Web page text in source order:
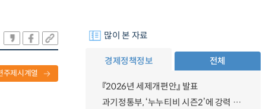
주제시계열
많이 본 자료
경제정책정보 전체
『2026년 세제개편안』 발표
과기정통부, ‘누누티비 시즌2’에 강력 대응 의지 밝혀